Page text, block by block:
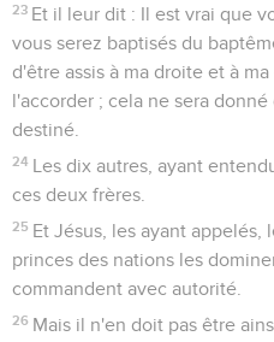
23 Et il leur dit : Il est vrai que
vous serez baptisés du
d'être assis à ma droite et à
l'accorder ; cela ne sera
destiné.
24 Les dix autres, ayant
ces deux frères.
25 Et Jésus, les ayant appelés,
princes des nations les
commandent avec autorité.
26 Mais il n'en doit pas être